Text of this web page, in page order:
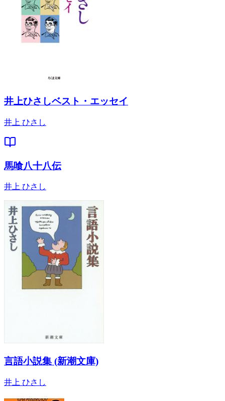
井上ひさしベスト・エッセイ
井上 ひさし
馬喰八十八伝
井上 ひさし
言語小説集 (新潮文庫)
井上 ひさし